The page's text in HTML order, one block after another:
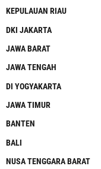
KEPULAUAN RIAU
DKI JAKARTA
JAWA BARAT
JAWA TENGAH
DI YOGYAKARTA
JAWA TIMUR
BANTEN
BALI
NUSA TENGGARA BARAT